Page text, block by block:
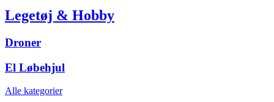
Legetøj & Hobby
Droner
El Løbehjul
Alle kategorier